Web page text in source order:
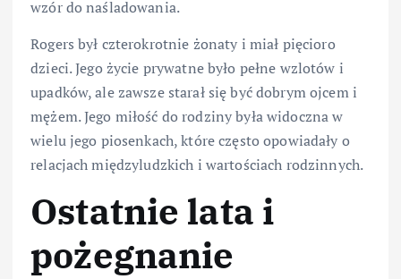
wzór do naśladowania.
Rogers był czterokrotnie żonaty i miał pięcioro
dzieci. Jego życie prywatne było pełne wzlotów i
upadków, ale zawsze starał się być dobrym ojcem i
mężem. Jego miłość do rodziny była widoczna w
wielu jego piosenkach, które często opowiadały o
relacjach międzyludzkich i wartościach rodzinnych.
Ostatnie lata i
pożegnanie